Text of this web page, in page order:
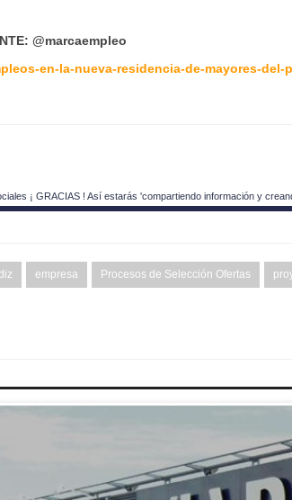
@marcaempleo
en-la-nueva-residencia-de-mayores-del-
¡ GRACIAS ! Así estarás 'compartiendo información y
empresa Procesos de Selección Ofertas